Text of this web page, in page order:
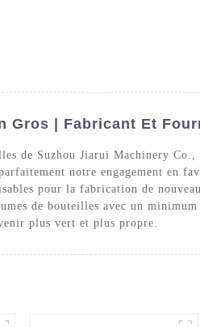
Gros | Fabricant Et
de Suzhou Jiarui Machinery
notre engagement en
pour la fabrication de
de bouteilles avec un
plus vert et plus propre.